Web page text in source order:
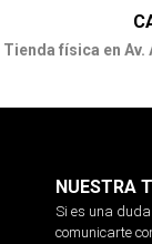
Tienda física en Av.
NUESTRA
Si es una
comunicarte